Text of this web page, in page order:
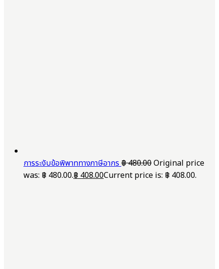
การระงับข้อพิพาททางภาษีอากร฿480.00Original price
was: ฿ 480.00.฿408.00Current price is: ฿ 408.00.